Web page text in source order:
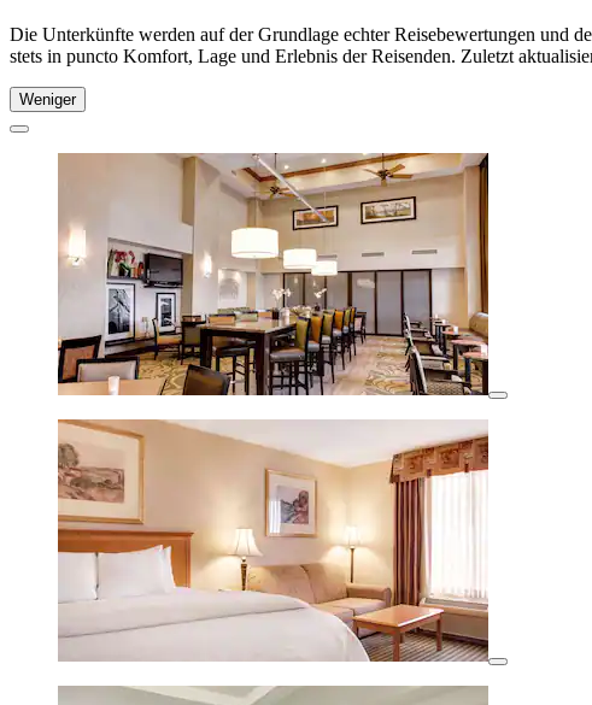
Die Unterkünfte werden auf der Grundlage echter Reisebewertungen und
stets in puncto Komfort, Lage und Erlebnis der Reisenden. Zuletzt
Weniger